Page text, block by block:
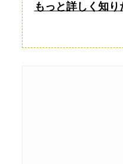
もっと詳しく知